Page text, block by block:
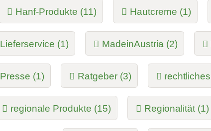
Hanf-Produkte (11) Hautcreme (1)
Lieferservice (1) MadeinAustria (2)
Presse (1) Ratgeber (3)
regionale Produkte (15) Regionalität (1)